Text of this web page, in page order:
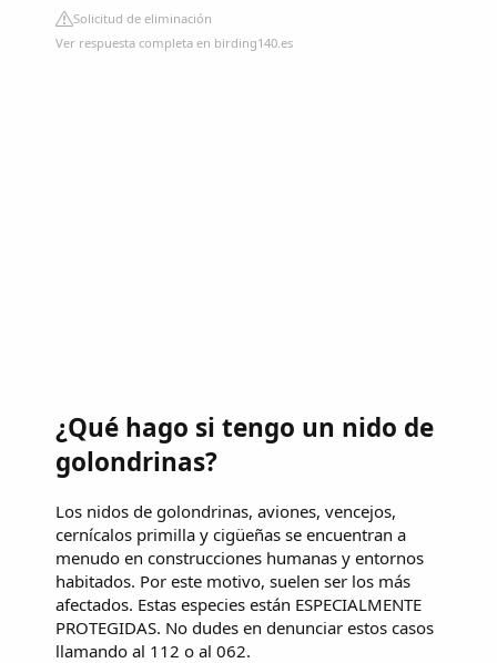
Solicitud de eliminación
Ver respuesta completa en birding140.es
¿Qué hago si tengo un nido de
golondrinas?
Los nidos de golondrinas, aviones, vencejos,
cernícalos primilla y cigüeñas se encuentran a
menudo en construcciones humanas y entornos
habitados. Por este motivo, suelen ser los más
afectados. Estas especies están ESPECIALMENTE
PROTEGIDAS. No dudes en denunciar estos casos
llamando al 112 o al 062.